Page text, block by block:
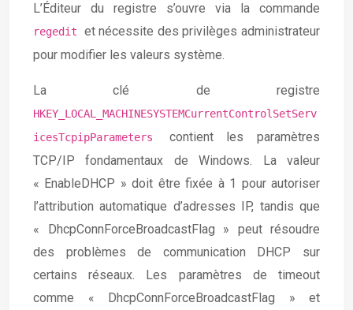
L’Éditeur du registre s’ouvre via la commande
regedit et nécessite des privilèges administrateur
pour modifier les valeurs système.
La clé de registre
HKEY_LOCAL_MACHINESYSTEMCurrentControlSetServ
icesTcpipParameters contient les paramètres
TCP/IP fondamentaux de Windows. La valeur
« EnableDHCP » doit être fixée à 1 pour autoriser
l’attribution automatique d’adresses IP, tandis que
« DhcpConnForceBroadcastFlag » peut résoudre
des problèmes de communication DHCP sur
certains réseaux. Les paramètres de timeout
comme « DhcpConnForceBroadcastFlag » et